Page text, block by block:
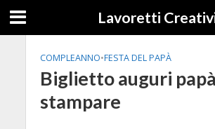
Lavoretti
COMPLEANNO•FESTA DEL PAPÀ
Biglietto auguri
stampare